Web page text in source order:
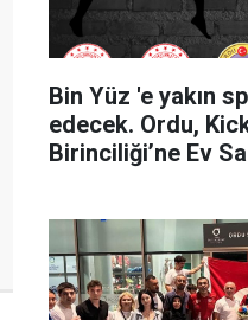
Bin Yüz 'e yakın sporcu mücadele
edecek. Ordu,
Birinciliği’ne Ev